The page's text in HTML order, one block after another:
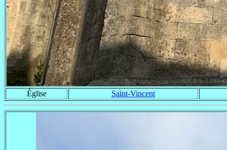
Église Saint-Vincent